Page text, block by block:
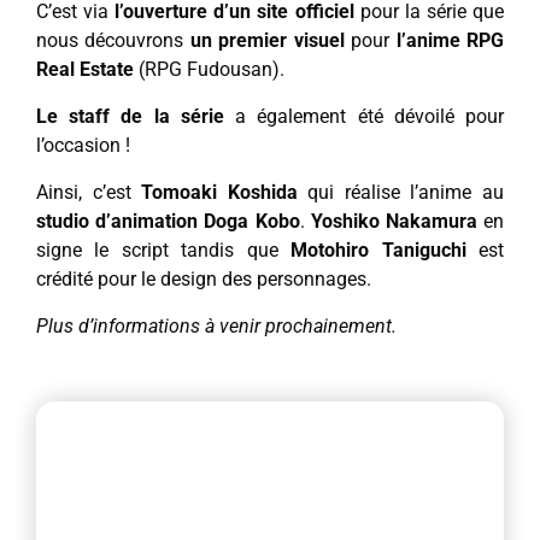
C’est via l’ouverture d’un site officielpour la série que
nous découvrons un premier visuelpour l’anime RPG
Real Estate (RPG Fudousan).
Le staff de la sériea également été dévoilé pour
l’occasion !
Ainsi, c’estTomoaki Koshida qui réalise l’anime au
studio d’animation Doga Kobo. Yoshiko Nakamura en
signe le script tandis que Motohiro Taniguchiest
crédité pour le design des personnages.
Plus d’informations à venir prochainement.